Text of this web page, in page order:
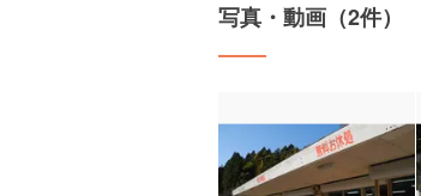
写真・動画（2件）